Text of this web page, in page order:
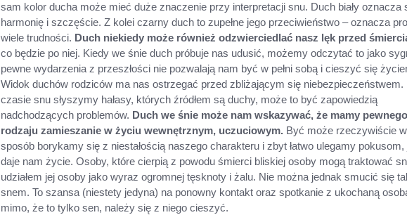
sam kolor ducha może mieć duże znaczenie przy interpretacji snu. Duch biały oznacza
harmonię i szczęście. Z kolei czarny duch to zupełne jego przeciwieństwo – oznacza
wiele trudności. Duch niekiedy może również odzwierciedlać nasz lęk przed
co będzie po niej. Kiedy we śnie duch próbuje nas udusić, możemy odczytać to jako
pewne wydarzenia z przeszłości nie pozwalają nam być w pełni sobą i cieszyć się
Widok duchów rodziców ma nas ostrzegać przed zbliżającym się niebezpieczeństwem.
czasie snu słyszymy hałasy, których źródłem są duchy, może to być zapowiedzią
nadchodzących problemów. Duch we śnie może nam wskazywać, że mamy pewnego
rodzaju zamieszanie w życiu wewnętrznym, uczuciowym. Być może rzeczywiście
sposób borykamy się z niestałością naszego charakteru i zbyt łatwo ulegamy pokusom,
daje nam życie. Osoby, które cierpią z powodu śmierci bliskiej osoby mogą traktować
udziałem jej osoby jako wyraz ogromnej tęsknoty i żalu. Nie można jednak smucić się
snem. To szansa (niestety jedyna) na ponowny kontakt oraz spotkanie z ukochaną
mimo, że to tylko sen, należy się z niego cieszyć.